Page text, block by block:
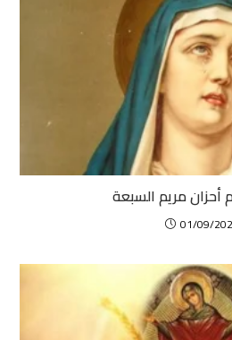
أحزان مريم السبعة
01/09/